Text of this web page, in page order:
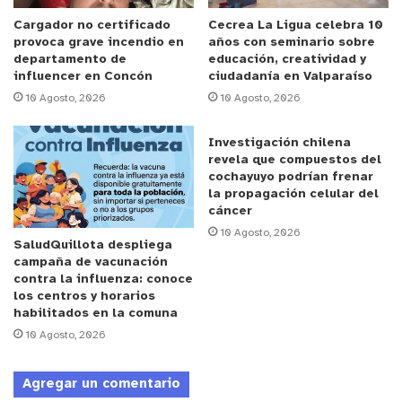
un mecanismo que nos asegure un equilibrio entre
los ingresos que generan y los gastos en los
cuales se incurre. Pero por, sobre todo, que el
Festival se mantenga vivo y con el estándar de
calidad que se ha ido incrementando a lo largo de
los años. Nuestro objetivo es que el Festival del
Huaso de Olmué mantuviera el prestigio y su
posición como el Festival Folclórico más relevante
a nivel nacional. Estoy seguro de que la propuesta
efectuada por Televisión Nacional de Chile
persigue también estos objetivos. La adjudicación
de la licitación es una etapa del proceso, ahora
viene un gran trabajo tanto del equipo municipal
como de TVN, para planificar y ejecutar todo lo
contratación de artistas”.
Cargador no certificado
provoca grave incendio en
departamento de
influencer en Concón
10 Agosto, 2026
Cecrea La Ligua celebra 10
años con seminario sobre
educación, creatividad y
ciudadanía en Valparaíso
10 Agosto, 2026
SaludQuillota despliega
campaña de vacunación
contra la influenza: conoce
los centros y horarios
habilitados en la comuna
10 Agosto, 2026
Investigación chilena
revela que compuestos del
cochayuyo podrían frenar
la propagación celular del
cáncer
10 Agosto, 2026
Agregar un comentario